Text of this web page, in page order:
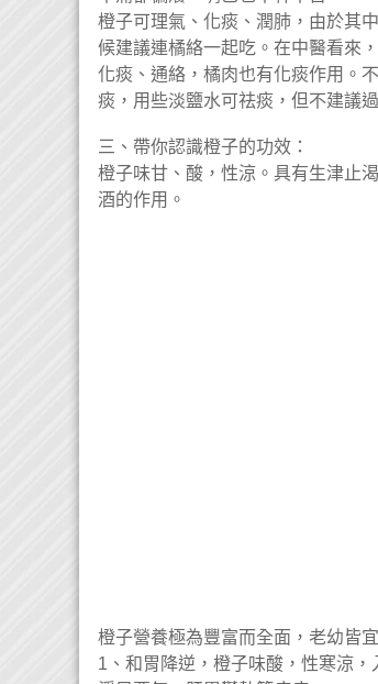
橙子可理氣、化痰、潤肺，由於其
候建議連橘絡一起吃。在中醫看來
化痰、通絡，橘肉也有化痰作用。
痰，用些淡鹽水可祛痰，但不建議
三、帶你認識橙子的功效：
橙子味甘、酸，性涼。具有生津止
酒的作用。
橙子營養極為豐富而全面，老幼皆宜
1、和胃降逆，橙子味酸，性寒涼